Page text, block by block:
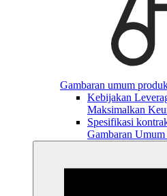
Gambaran umum
Kebijakan
Maksimalkan
Spesifikasi
Gambaran